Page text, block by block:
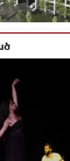
ն «հարգում»
պետք է օր
դուրս գալու
անտաղանդ
ու չստացված